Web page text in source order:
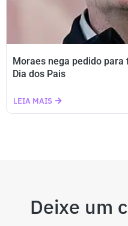
Moraes nega pedido
Dia dos Pais
LEIA MAIS
Deixe um